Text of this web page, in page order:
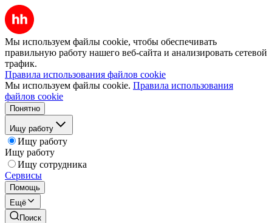
Мы используем файлы cookie, чтобы обеспечивать
правильную работу нашего веб-сайта и анализировать сетевой
трафик.
Правила использования файлов cookie
Мы используем файлы cookie. Правила использования
файлов cookie
Понятно
Ищу работу
Ищу работу
Ищу работу
Ищу сотрудника
Сервисы
Помощь
Ещё
Поиск